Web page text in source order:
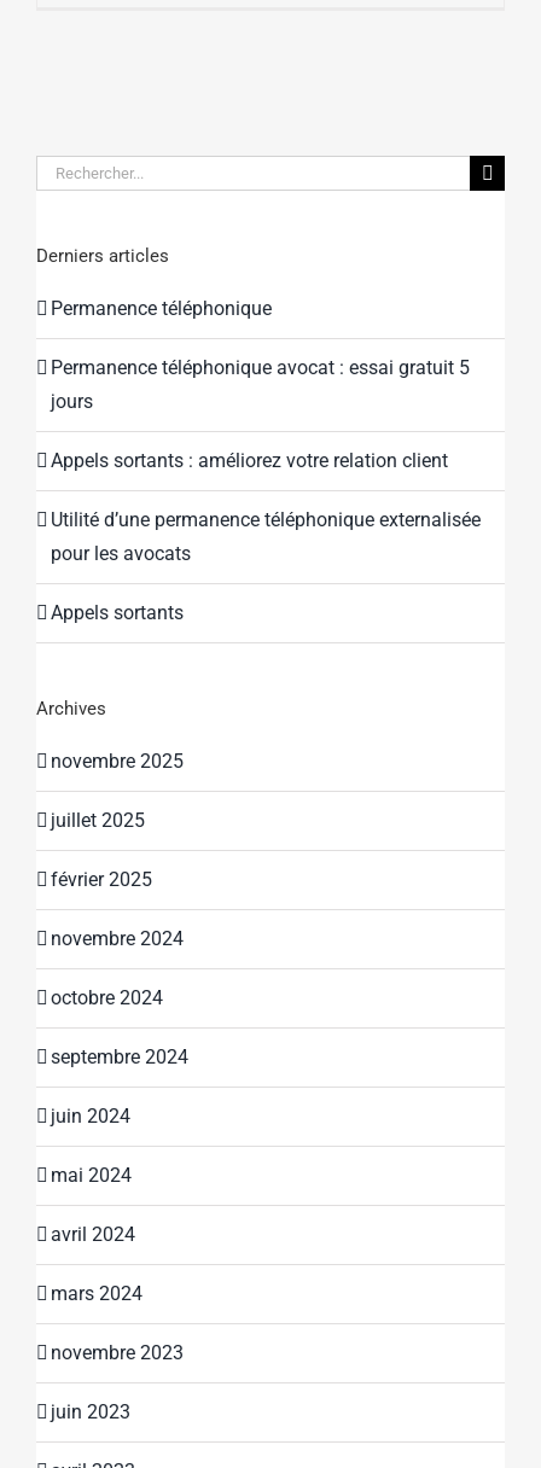
Rechercher:
Derniers articles
Permanence téléphonique
Permanence téléphonique avocat : essai gratuit 5
jours
Appels sortants : améliorez votre relation client
Utilité d’une permanence téléphonique externalisée
pour les avocats
Appels sortants
Archives
novembre 2025
juillet 2025
février 2025
novembre 2024
octobre 2024
septembre 2024
juin 2024
mai 2024
avril 2024
mars 2024
novembre 2023
juin 2023